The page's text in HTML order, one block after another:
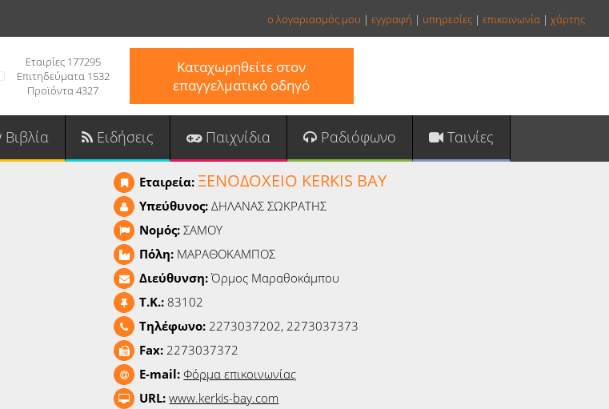
ο λογαριασμός μου | εγγραφή | υπηρεσίες | επικοινωνία | χάρτης
Εταιρίες 177295
Επιτηδεύματα 1532
Προϊόντα 4327
Καταχωρηθείτε στον
επαγγελματικό οδηγό
Βιβλία Ειδήσεις Παιχνίδια Ραδιόφωνο Ταινίες
Εταιρεία:ΞΕΝΟΔΟΧΕΙΟ KERKIS BAY
Υπεύθυνος:ΔΗΛΑΝΑΣ ΣΩΚΡΑΤΗΣ
Νομός:ΣΑΜΟΥ
Πόλη: ΜΑΡΑΘΟΚΑΜΠΟΣ
Διεύθυνση:Όρμος Μαραθοκάμπου
T.K.: 83102
Τηλέφωνο:2273037202, 2273037373
Fax:2273037372
E-mail:Φόρμα επικοινωνίας
URL:www.kerkis-bay.com